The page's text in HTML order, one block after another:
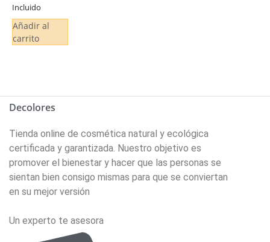
Incluido
Añadir al
carrito
Decolores
Tienda online de cosmética natural y ecológica
certificada y garantizada. Nuestro objetivo es
promover el bienestar y hacer que las personas se
sientan bien consigo mismas para que se conviertan
en su mejor versión
Un experto te asesora